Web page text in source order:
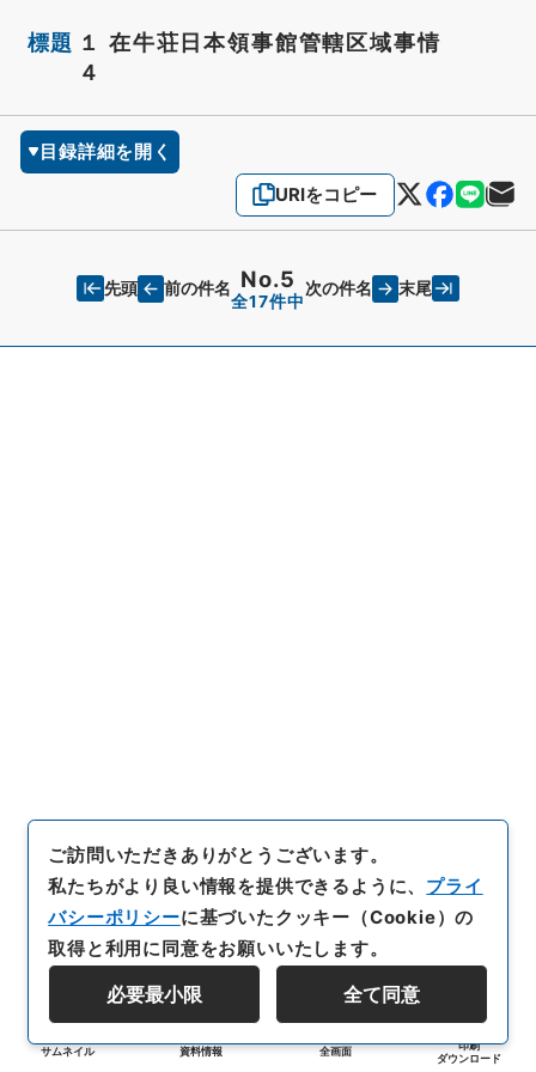
標題 １ 在牛荘日本領事館管轄区域事情
４
目録詳細を開く
URIをコピー
先頭 前の件名 No.5
全17件中
次の件名 末尾
サムネイル 資料情報 全画面
印刷
ダウンロード
ご訪問いただきありがとうございます。
私たちがより良い情報を提供できるように、 プライ
バシーポリシーに基づいたクッキー（Cookie）の
取得と利用に同意をお願いいたします。
必要最小限 全て同意